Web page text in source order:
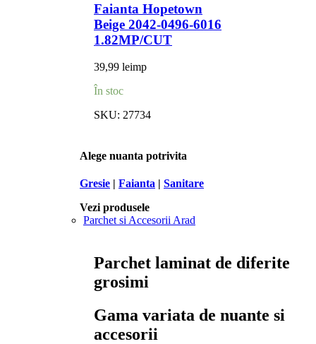
Faianta Hopetown
Beige 2042-0496-6016
1.82MP/CUT
39,99 leimp
În stoc
SKU: 27734
Alege nuanta potrivita
Gresie | Faianta | Sanitare
Vezi produsele
Parchet si Accesorii Arad
Parchet laminat de diferite
grosimi
Gama variata de nuante si
accesorii